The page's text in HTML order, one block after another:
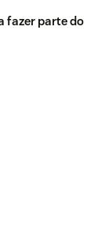
fazer parte do